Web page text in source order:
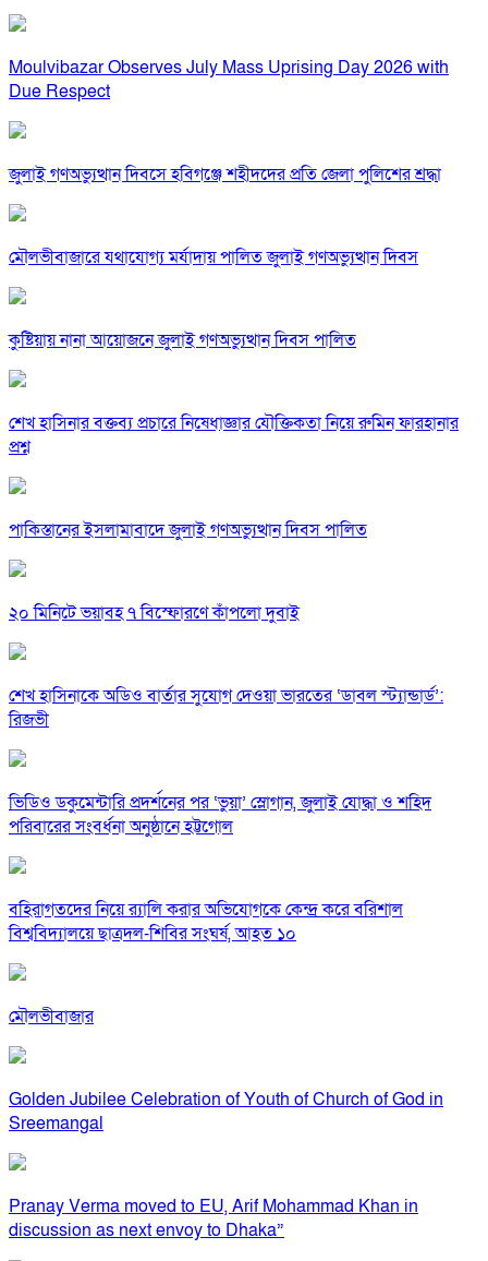
Moulvibazar Observes July Mass Uprising Day 2026 with
Due Respect
জুলাই গণঅভ্যুত্থান দিবসে হবিগঞ্জে শহীদদের প্রতি জেলা পুলিশের শ্রদ্ধা
মৌলভীবাজারে যথাযোগ্য মর্যাদায় পালিত জুলাই গণঅভ্যুত্থান দিবস
কুষ্টিয়ায় নানা আয়োজনে জুলাই গণঅভ্যুত্থান দিবস পালিত
শেখ হাসিনার বক্তব্য প্রচারে নিষেধাজ্ঞার যৌক্তিকতা নিয়ে রুমিন ফারহানার
প্রশ্ন
পাকিস্তানের ইসলামাবাদে জুলাই গণঅভ্যুত্থান দিবস পালিত
২০ মিনিটে ভয়াবহ ৭ বিস্ফোরণে কাঁপলো দুবাই
শেখ হাসিনাকে অডিও বার্তার সুযোগ দেওয়া ভারতের ‘ডাবল স্ট্যান্ডার্ড’:
রিজভী
ভিডিও ডকুমেন্টারি প্রদর্শনের পর ‘ভুয়া’ স্লোগান, জুলাই যোদ্ধা ও শহিদ
পরিবারের সংবর্ধনা অনুষ্ঠানে হট্টগোল
বহিরাগতদের নিয়ে র‍্যালি করার অভিযোগকে কেন্দ্র করে বরিশাল
বিশ্ববিদ্যালয়ে ছাত্রদল-শিবির সংঘর্ষ, আহত ১০
মৌলভীবাজার
Golden Jubilee Celebration of Youth of Church of God in
Sreemangal
Pranay Verma moved to EU, Arif Mohammad Khan in
discussion as next envoy to Dhaka”